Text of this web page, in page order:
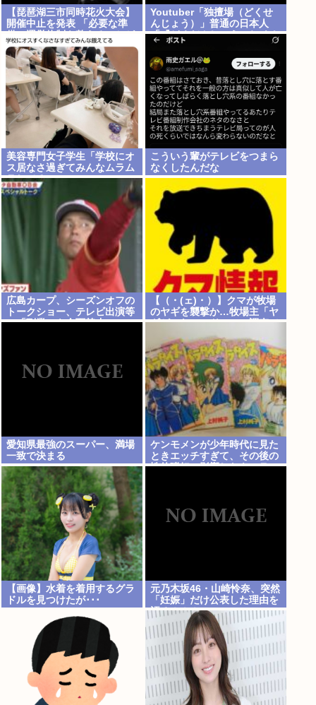
【琵琶湖三市同時花火大会】
開催中止を発表 「必要な準
備・運営体制を整えることが
困難」 22日の開催予定…3市
は関与否定
Youtuber「独擅場（どくせ
んじょう）」普通の日本人
「『どくだんじょう』ね もし
かして中国人？」er「それは
独壇場」
美容専門女子学生「学校にオ
ス居なさ過ぎてみんなムラム
ラしてる 」
こういう輩がテレビをつまら
なくしたんだな
広島カープ、シーズンオフの
トークショー、テレビ出演等
の「副業」を全面禁止www
【（・(ェ)・）】クマが牧場
のヤギを襲撃か…牧場主「ヤ
ギがいない」ドローン調査で
近くの川でヤギを捕食するク
マ確認 北海道八雲町
愛知県最強のスーパー、満場
一致で決まる
ケンモメンが少年時代に見た
ときエッチすぎて、その後の
性的嗜好に影響したキャラ
【画像】水着を着用するグラ
ドルを見つけたが･･･
元乃木坂46・山崎怜奈、突然
「妊娠」だけ公表した理由を
語る！！！